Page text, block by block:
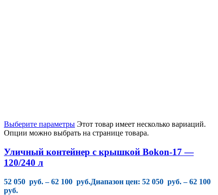
Выберите параметры Этот товар имеет несколько вариаций.
Опции можно выбрать на странице товара.
Уличный контейнер с крышкой Bokon-17 —
120/240 л
52 050 руб. – 62 100 руб.Диапазон цен: 52 050 руб. – 62 100
руб.